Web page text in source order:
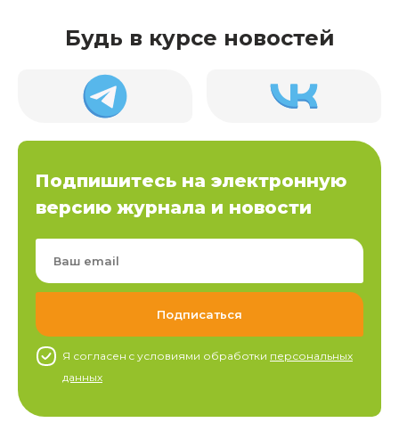
Будь в курсе новостей
Подпишитесь на электронную
версию журнала и новости
Я согласен c условиями обработки персональных
данных